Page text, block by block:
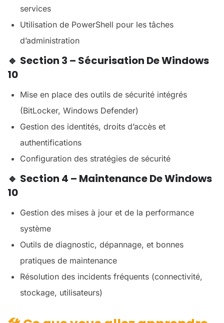
services
Utilisation de PowerShell pour les tâches
d’administration
🔹 Section 3 – Sécurisation De Windows
10
Mise en place des outils de sécurité intégrés
(BitLocker, Windows Defender)
Gestion des identités, droits d’accès et
authentifications
Configuration des stratégies de sécurité
🔹 Section 4 – Maintenance De Windows
10
Gestion des mises à jour et de la performance
système
Outils de diagnostic, dépannage, et bonnes
pratiques de maintenance
Résolution des incidents fréquents (connectivité,
stockage, utilisateurs)